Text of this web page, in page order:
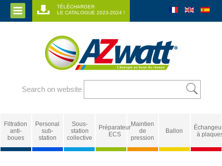
TÉLÉCHARGER
LE CATALOGUE 2023-2024 !
Search on website
Filtration
anti-
boues
Personal
sub-
station
Sous-
station
collective
Préparateur
ECS
Maintien
de
pression
Ballon
à